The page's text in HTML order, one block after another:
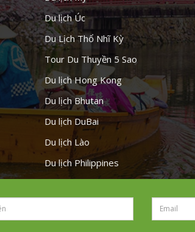
Du lịch Úc
Du Lịch Thổ Nhĩ Kỳ
Tour Du Thuyền 5 Sao
Du lịch Hong Kong
Du lịch Bhutan
Du lịch DuBai
Du lịch Lào
Du lịch Philippines